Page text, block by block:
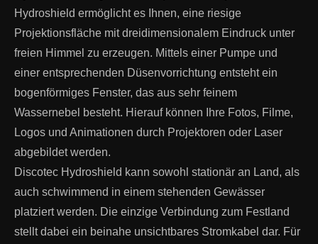
Hydroshield ermöglicht es Ihnen, eine riesige
Projektionsfläche mit dreidimensionalem Eindruck unter
freien Himmel zu erzeugen. Mittels einer Pumpe und
einer entsprechenden Düsenvorrichtung entsteht ein
bogenförmiges Fenster, das aus sehr feinem
Wassernebel besteht. Hierauf können Ihre Fotos, Filme,
Logos und Animationen durch Projektoren oder Laser
abgebildet werden.
Discotec Hydroshield kann sowohl stationär an Land, als
auch schwimmend in einem stehenden Gewässer
platziert werden. Die einzige Verbindung zum Festland
stellt dabei ein beinahe unsichtbares Stromkabel dar. Für